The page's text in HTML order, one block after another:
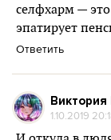
селфхарм — это
эпатирует
Ответить
Виктория
1.10.2019